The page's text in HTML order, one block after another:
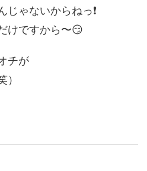
じゃないからねっ❗️
けですから〜😏
チが
）